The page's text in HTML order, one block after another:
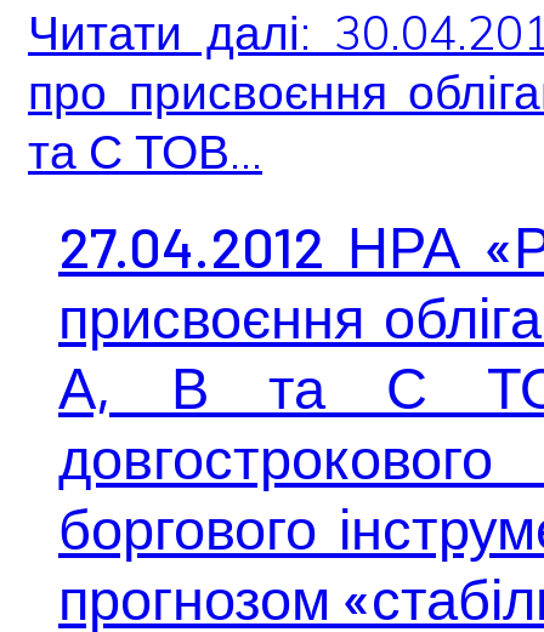
Читати далі:
про присвоєння
та С ТОВ...
27.04.2012 НРА
присвоєння
А, В та С
боргового
прогнозом